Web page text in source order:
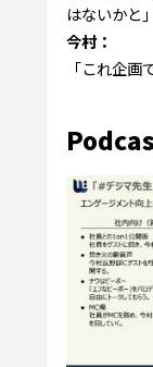
はないかと」
今村：
「これ企画